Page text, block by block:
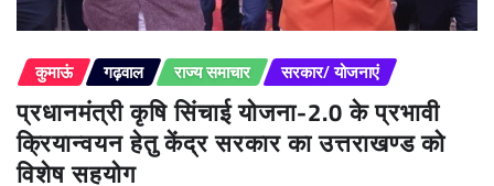
कुमाऊं गढ़वाल राज्य समाचार सरकार/ योजनाएं
प्रधानमंत्री कृषि सिंचाई योजना-2.0 के प्रभावी
क्रियान्वयन हेतु केंद्र सरकार का उत्तराखण्ड को
विशेष सहयोग